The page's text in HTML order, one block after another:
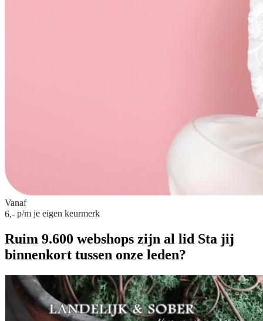
Vanaf
6,- p/m je eigen keurmerk
Ruim 9.600 webshops zijn al lid Sta jij
binnenkort tussen onze leden?